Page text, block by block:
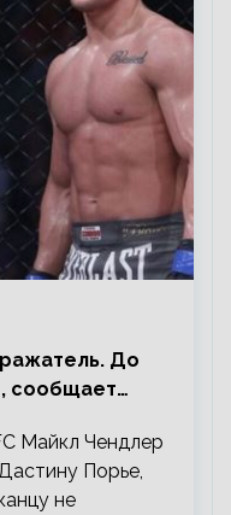
До
сообщает
Майкл Чендлер
Порье,
не